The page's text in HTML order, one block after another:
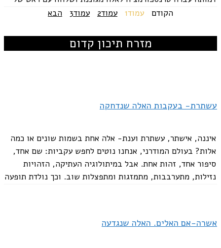
חתולה. מעבר זה מסמל שינוי תפיסתי...
הקודם עמוד1 עמוד2 עמוד3 הבא
מזרח תיכון קדום
עשתרת- בעקבות האלה שנדחקה
איננה, אישתר, עשתרת וענת- אלה אחת בשמות שונים או כמה
אלות? בעולם המודרני, אנחנו נוטים לחפש עקביות: שם אחד,
סיפור אחד, זהות אחת. אבל במיתולוגיה העתיקה, הזהויות
נזילות, מתערבבות, מתמזגות ומתפצלות שוב. וכך נולדת תופעה
אשרה-אם האלים. האלה שנגדעה